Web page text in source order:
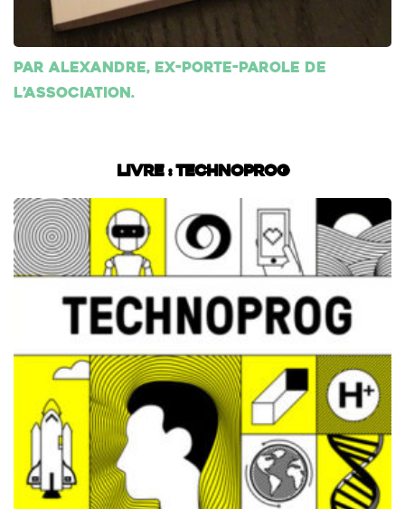
Par Alexandre, ex-porte-parole de
l’association.
Livre : Technoprog